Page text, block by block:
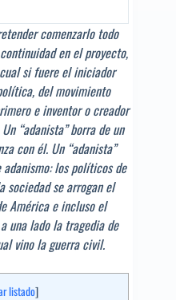
comenzarlo todo
en el proyecto,
si fuere el iniciador
del movimiento
e inventor o creador
“adanista” borra de un
con él. Un “adanista”
adanismo: los políticos de
sociedad se arrogan el
América e incluso el
una lado la tragedia de
vino la guerra civil.
listado]